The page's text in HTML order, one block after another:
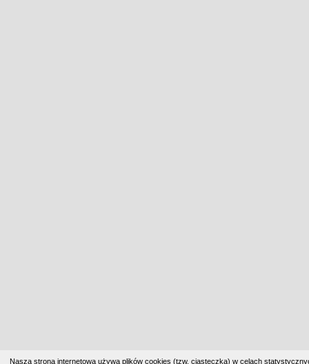
Nasza strona internetowa używa plików cookies (tzw. ciasteczka) w celach